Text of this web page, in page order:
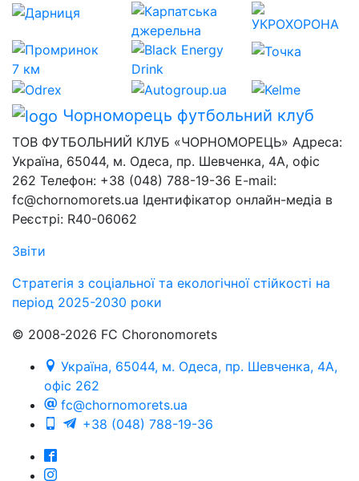
Чорноморець футбольний клуб
ТОВ ФУТБОЛЬНИЙ КЛУБ «ЧОРНОМОРЕЦЬ» Адреса:
Україна, 65044, м. Одеса, пр. Шевченка, 4А, офіс
262 Телефон: +38 (048) 788-19-36 E-mail:
fc@chornomorets.ua Ідентифікатор онлайн-медіа в
Реєстрі: R40-06062
Звіти
Стратегія з соціальної та екологічної стійкості на
період 2025-2030 роки
© 2008-2026 FC Choronomorets
Україна, 65044, м. Одеса, пр. Шевченка, 4А,
офіс 262
fc@chornomorets.ua
+38 (048) 788-19-36